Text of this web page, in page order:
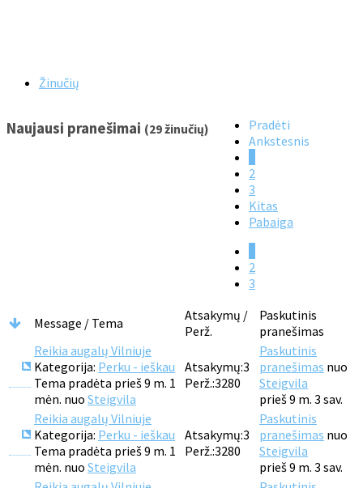
Žinučių
Naujausi pranešimai (29 žinučių)
Pradėti
Ankstesnis
2
3
Kitas
Pabaiga
2
3
Message / Tema
Atsakymų /
Perž.
Paskutinis
pranešimas
Reikia augalų Vilniuje
Kategorija: Perku - ieškau
Tema pradėta prieš 9 m. 1
mėn. nuo Steigvila
Atsakymų:3
Perž.:3280
Paskutinis
pranešimas nuo
Steigvila
prieš 9 m. 3 sav.
Reikia augalų Vilniuje
Kategorija: Perku - ieškau
Tema pradėta prieš 9 m. 1
mėn. nuo Steigvila
Atsakymų:3
Perž.:3280
Paskutinis
pranešimas nuo
Steigvila
prieš 9 m. 3 sav.